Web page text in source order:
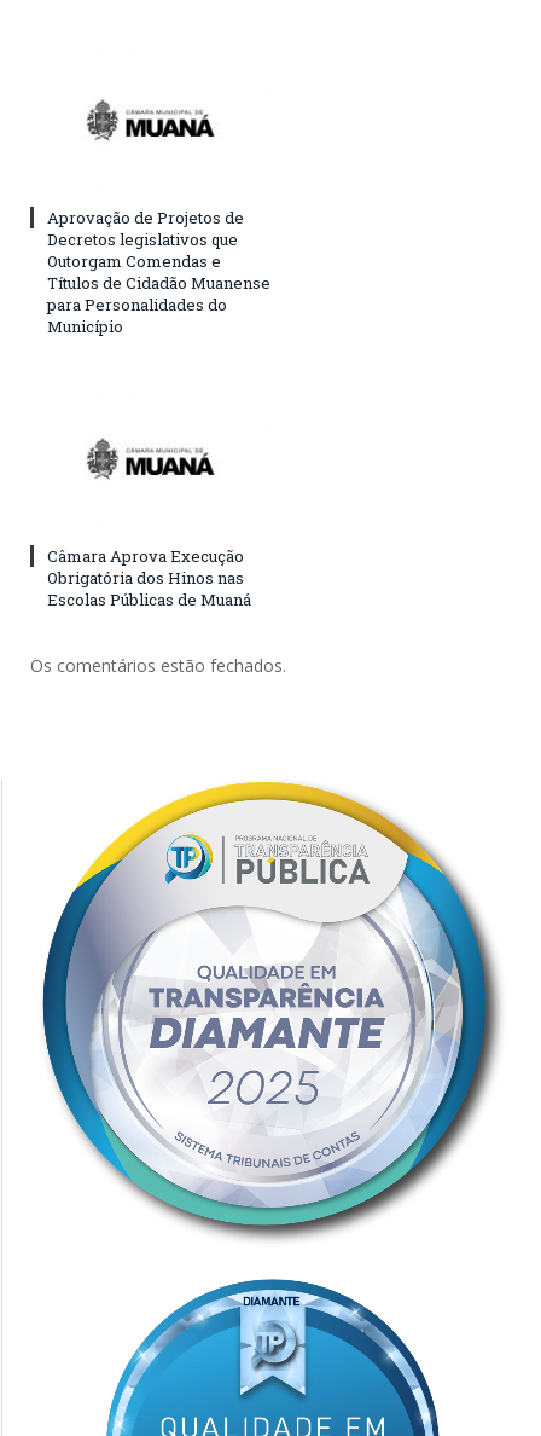
Aprovação de Projetos de
Decretos legislativos que
Outorgam Comendas e
Títulos de Cidadão Muanense
para Personalidades do
Município
Câmara Aprova Execução
Obrigatória dos Hinos nas
Escolas Públicas de Muaná
Os comentários estão fechados.